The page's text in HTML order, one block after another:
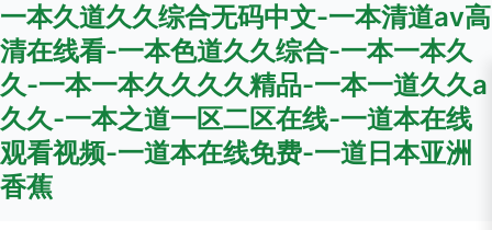
一本久道久久综合无码中文-一本清道av高
清在线看-一本色道久久综合-一本一本久
久-一本一本久久久久精品-一本一道久久a
久久-一本之道一区二区在线-一道本在线
观看视频-一道本在线免费-一道日本亚洲
香蕉